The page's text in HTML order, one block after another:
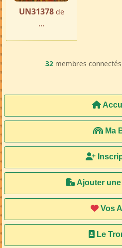
UN31378 de
...
32 membres connectés
Ma
Ajouter
Vos
Le